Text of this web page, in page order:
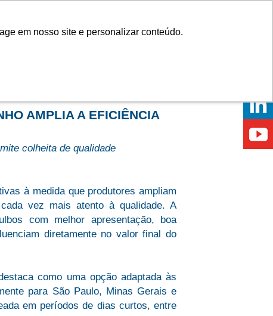
em nosso site e personalizar conteúdo.
AMPLIA A EFICIÊNCIA
colheita de qualidade
à medida que produtores ampliam
vez mais atento à qualidade. A
com melhor apresentação, boa
diretamente no valor final do
como uma opção adaptada às
para São Paulo, Minas Gerais e
em períodos de dias curtos, entre